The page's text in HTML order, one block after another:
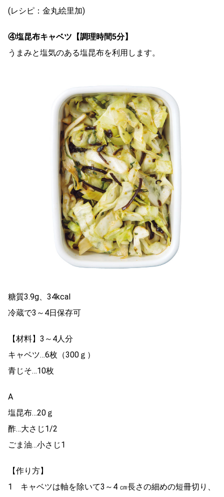
(レシピ：金丸絵里加)
④塩昆布キャベツ【調理時間5分】
うまみと塩気のある塩昆布を利用します。
糖質3.9g、34kcal
冷蔵で3～4日保存可
【材料】3～4人分
キャベツ…6枚（300ｇ）
青じそ…10枚
A
塩昆布…20ｇ
酢…大さじ1/2
ごま油…小さじ1
【作り方】
1 キャベツは軸を除いて3～4 ㎝長さの細めの短冊切り、